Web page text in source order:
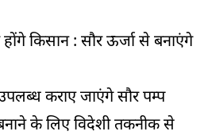
किसान : सौर ऊर्जा से बनाएंगे
कराए जाएंगे सौर पम्प
के लिए विदेशी तकनीक से